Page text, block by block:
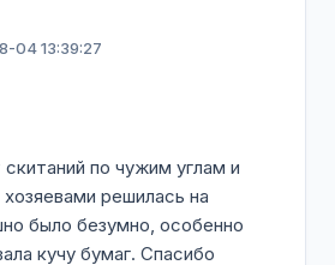
04 13:39:27
по чужим углам и
решилась на
было безумно, особенно
кучу бумаг. Спасибо